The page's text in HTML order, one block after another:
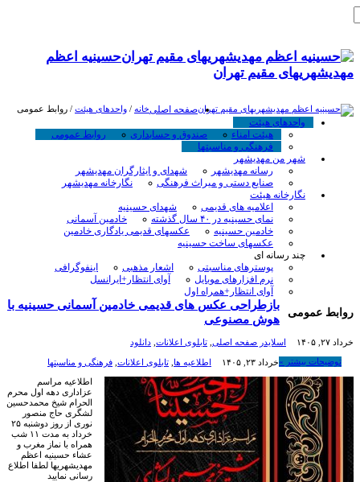
حسینیه اعظم
مهدیشهریهای مقیم تهران
صفحه اصلی
واحدهای هیئت
هیئت امناء
صندوق و حسابداری
روابط عمومی
فرهنگی و مناسبتها
شهر من مهدیشهر
رسانه مهدیشهر
شهدای و ایثارگران مهدیشهر
صنایع دستی و میراث فرهنگی
نگارخانه مهدیشهر
نگارخانه هیئت
اعلامیه های قدیمی
شهدای حسینیه
نمای حسینیه در ۴۰ سال گذشته
خادمین آسمانی
خادمین حسینیه
عکسهای قدیمی یادگاری خادمین
عکسهای ساخت حسینیه
چند رسانه ای
پوسترهای مناسبتی
اشعار مذهبی
اینفوگرافی
نرم افزارهای موبایل
آوای انتظار+ایرانسل
آوای انتظار+همراه اول
خانه / واحدهای هیئت / روابط عمومی
روابط عمومی
بازطراحی عکس های قدیمی خادمین آسمانی حسینیه با
هوش مصنوعی
خرداد ۲۷, ۱۴۰۵ اسلایدر صفحه اصلی تابلوی اعلانات دانلود
توضیحات بیشتر »خرداد ۲۳, ۱۴۰۵ اطلاعیه ها تابلوی اعلانات فرهنگی و مناسبتها
اطلاعیه مراسم
عزاداری دهه اول محرم
الحرام شیخ محمدحسین
لشگری حاج منصور
نوری از روز دوشنبه ۲۵
خرداد به مدت ۱۱ شب
همراه با نماز مغرب و
عشاء حسینیه اعظم
مهدیشهریها لطفا اطلاع
رسانی نمایید